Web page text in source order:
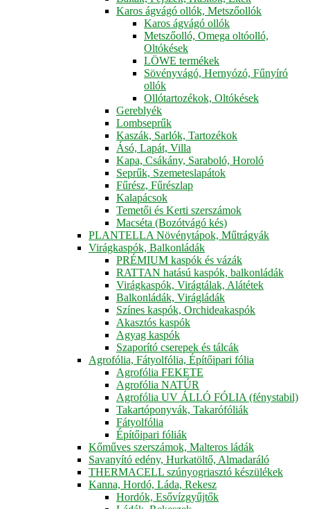
Karos ágvágó ollók, Metszőollók
Karos ágvágó ollók
Metszőolló, Omega oltóolló,
Oltókések
LÖWE termékek
Sövényvágó, Hernyózó, Fűnyíró
ollók
Ollótartozékok, Oltókések
Gereblyék
Lombseprűk
Kaszák, Sarlók, Tartozékok
Ásó, Lapát, Villa
Kapa, Csákány, Saraboló, Horoló
Seprűk, Szemeteslapátok
Fűrész, Fűrészlap
Kalapácsok
Temetői és Kerti szerszámok
Macséta (Bozótvágó kés)
PLANTELLA Növénytápok, Műtrágyák
Virágkaspók, Balkonládák
PRÉMIUM kaspók és vázák
RATTAN hatású kaspók, balkonládák
Virágkaspók, Virágtálak, Alátétek
Balkonládák, Virágládák
Színes kaspók, Orchideakaspók
Akasztós kaspók
Agyag kaspók
Szaporító cserepek és tálcák
Agrofólia, Fátyolfólia, Építőipari fólia
Agrofólia FEKETE
Agrofólia NATÚR
Agrofólia UV ÁLLÓ FÓLIA (fénystabil)
Takartóponyvák, Takarófóliák
Fátyolfólia
Építőipari fóliák
Kőműves szerszámok, Malteros ládák
Savanyító edény, Hurkatöltő, Almadaráló
THERMACELL szúnyogriasztó készülékek
Kanna, Hordó, Láda, Rekesz
Hordók, Esővízgyűjtők